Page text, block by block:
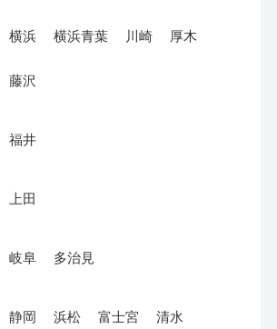
横浜 横浜青葉 川崎 厚木
藤沢
福井
上田
岐阜 多治見
静岡 浜松 富士宮 清水